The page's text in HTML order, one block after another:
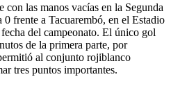
las manos vacías en la Segunda
frente a Tacuarembó, en el Estadio
del campeonato. El único gol
de la primera parte, por
al conjunto rojiblanco
tres puntos importantes.